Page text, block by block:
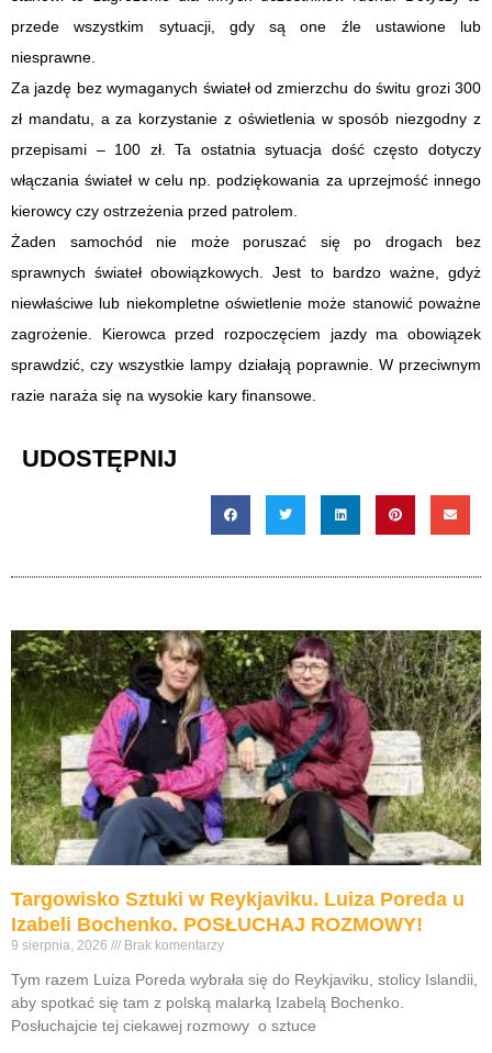
przede wszystkim sytuacji, gdy są one źle ustawione lub
niesprawne.
Za jazdę bez wymaganych świateł od zmierzchu do świtu grozi 300
zł mandatu, a za korzystanie z oświetlenia w sposób niezgodny z
przepisami – 100 zł. Ta ostatnia sytuacja dość często dotyczy
włączania świateł w celu np. podziękowania za uprzejmość innego
kierowcy czy ostrzeżenia przed patrolem.
Żaden samochód nie może poruszać się po drogach bez
sprawnych świateł obowiązkowych. Jest to bardzo ważne, gdyż
niewłaściwe lub niekompletne oświetlenie może stanowić poważne
zagrożenie. Kierowca przed rozpoczęciem jazdy ma obowiązek
sprawdzić, czy wszystkie lampy działają poprawnie. W przeciwnym
razie naraża się na wysokie kary finansowe.
UDOSTĘPNIJ
Targowisko Sztuki w Reykjaviku. Luiza Poreda u
Izabeli Bochenko. POSŁUCHAJ ROZMOWY!
9 sierpnia, 2026 Brak komentarzy
Tym razem Luiza Poreda wybrała się do Reykjaviku, stolicy Islandii,
aby spotkać się tam z polską malarką Izabelą Bochenko.
Posłuchajcie tej ciekawej rozmowy o sztuce